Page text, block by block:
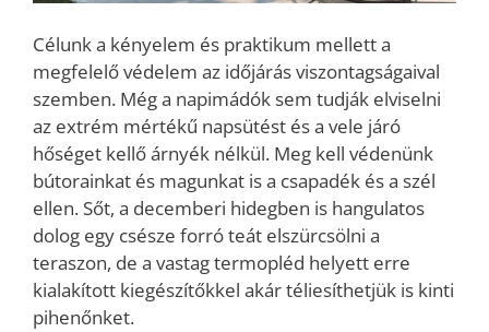
Célunk a kényelem és praktikum mellett a
megfelelő védelem az időjárás viszontagságaival
szemben. Még a napimádók sem tudják elviselni
az extrém mértékű napsütést és a vele járó
hőséget kellő árnyék nélkül. Meg kell védenünk
bútorainkat és magunkat is a csapadék és a szél
ellen. Sőt, a decemberi hidegben is hangulatos
dolog egy csésze forró teát elszürcsölni a
teraszon, de a vastag termopléd helyett erre
kialakított kiegészítőkkel akár téliesíthetjük is kinti
pihenőnket.